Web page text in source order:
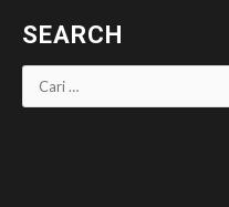
SEARCH
Cari
untuk: